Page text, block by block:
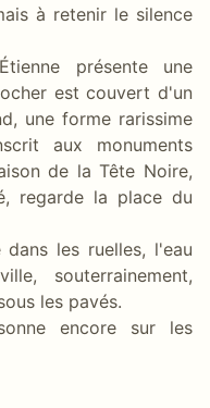
à retenir le silence
présente une
est couvert d'un
une forme rarissime
aux monuments
de la Tête Noire,
regarde la place du
les ruelles, l'eau
souterrainement,
les pavés.
encore sur les